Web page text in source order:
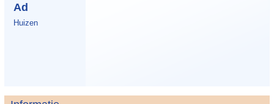
Ad
Huizen